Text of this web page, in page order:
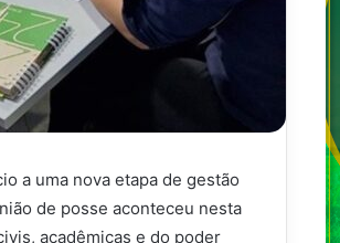
a uma nova etapa de gestão
de posse aconteceu nesta
acadêmicas e do poder